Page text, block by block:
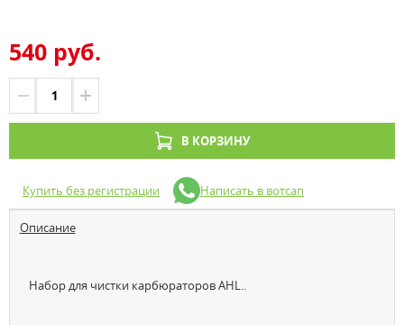
540 руб.
В КОРЗИНУ
Купить без регистрации Написать в вотсап
Описание
Набор для чистки карбюраторов AHL..